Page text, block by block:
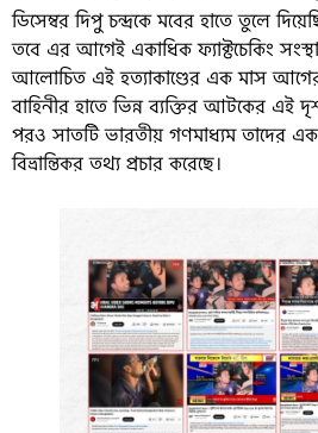
ডিসেম্বর দিপু চন্দ্রকে মবের হাতে তুলে
তবে এর আগেই একাধিক ফ্যাক্টচেকিং
আলোচিত এই হত্যাকাণ্ডের এক মাস
বাহিনীর হাতে ভিন্ন ব্যক্তির আটকের এই
পরও সাতটি ভারতীয় গণমাধ্যম তাদের এক
বিভ্রান্তিকর তথ্য প্রচার করেছে।